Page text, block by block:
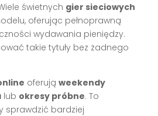
świetnych gier sieciowych
oferując pełnoprawną
wydawania pieniędzy.
takie tytuły bez żadnego
oferująweekendy
lub okresy próbne. To
sprawdzić bardziej